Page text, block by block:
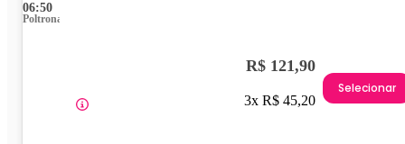
06:50
Poltrona
R$ 121,90
3x R$ 45,20
Selecionar